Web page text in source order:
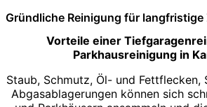
Gründliche Reinigung für
Vorteile einer
Parkhausreinigung in
Staub, Schmutz, Öl- und Fettflecken,
Abgasablagerungen können sich